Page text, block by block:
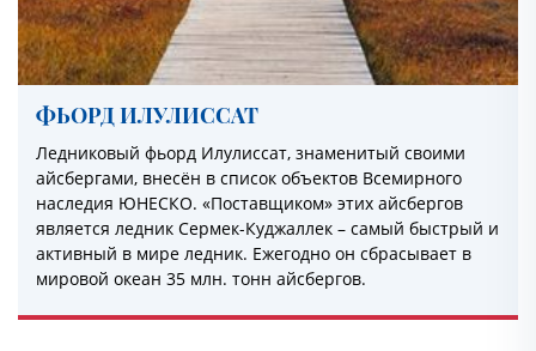
Июль 2027
Август 2027
Сентябрь 2027
Октябрь 2027
Ноябрь 2027
Декабрь 2027
Январь 2028
ФЬОРД ИЛУЛИССАТ
Ледниковый фьорд Илулиссат, знаменитый своими
айсбергами, внесён в список объектов Всемирного
наследия ЮНЕСКО. «Поставщиком» этих айсбергов
является ледник Сермек-Куджаллек – самый быстрый и
активный в мире ледник. Ежегодно он сбрасывает в
мировой океан 35 млн. тонн айсбергов.